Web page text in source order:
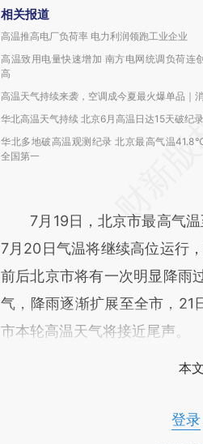
相关报道
高温推高电厂负荷率 电力利润领跑工业企业
高温致用电量快速增加 南方电网统调负荷连
高
高温天气持续来袭，空调成今夏最火爆单品｜
华北高温天气持续 北京6月高温日达15天破纪录
华北多地破高温观测纪录 北京最高气温
全国第一
7月19日，北京市最高气温
7月20日气温将继续高位运行
前后北京市将有一次明显降雨
气，降雨逐渐扩展至全市，21
市本轮高温天气将接近尾声。
本
登录